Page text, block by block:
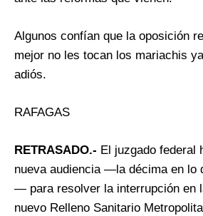
Algunos confían que la oposición
mejor no les tocan los mariachis
adiós.
RAFAGAS
RETRASADO.- El juzgado federal
nueva audiencia —la décima en lo
— para resolver la interrupción en
nuevo Relleno Sanitario